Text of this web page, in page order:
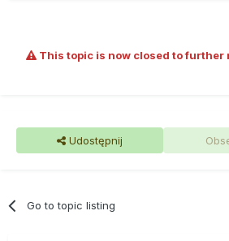
This topic is now closed to further
Udostępnij
Go to topic listing